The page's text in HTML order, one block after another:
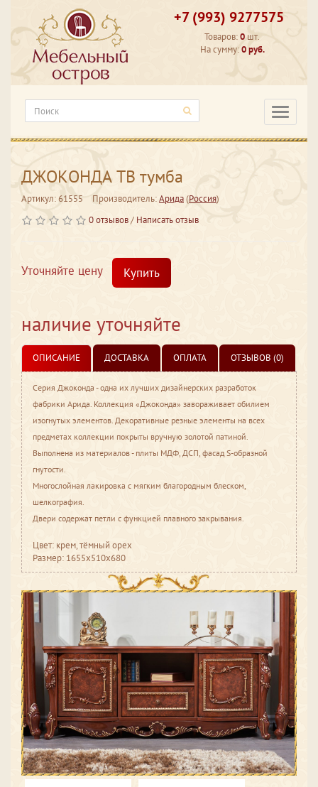
+7 (993) 9277575
Товаров:0 шт.
На сумму:0 руб.
ДЖОКОНДА ТВ тумба
Артикул: 61555 Производитель:Арида(Россия)
0 отзывов/ Написать отзыв
Уточняйте цену Купить
наличие уточняйте
ОПИСАНИЕ ДОСТАВКА ОПЛАТА ОТЗЫВОВ (0)
Серия Джоконда - одна их лучших дизайнерских разработок
фабрики Арида. Коллекция «Джоконда» завораживает обилием
изогнутых элементов. Декоративные резные элементы на всех
предметах коллекции покрыты вручную золотой патиной.
Выполнена из материалов - плиты МДФ, ДСП, фасад S-образной
гнутости.
Многослойная лакировка с мягким благородным блеском,
шелкография.
Двери содержат петли с функцией плавного закрывания.
Цвет: крем, тёмный орех
Размер: 1655x510x680